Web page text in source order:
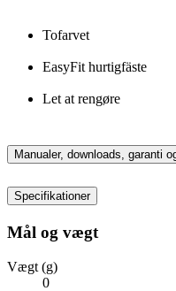
Tofarvet
EasyFit hurtigfäste
Let at rengøre
Manualer, downloads, garanti
Specifikationer
Mål og vægt
Vægt (g)
0